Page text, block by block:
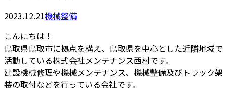
2023.12.21機械整備
こんにちは！
鳥取県鳥取市に拠点を構え、鳥取県を中心とした近隣地域で
活動している株式会社メンテナンス西村です。
建設機械修理や機械メンテナンス、機械整備及びトラック架
装の取付などを行っている会社です。